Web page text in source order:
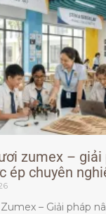
zumex –
ép chuyên
– Giải pháp